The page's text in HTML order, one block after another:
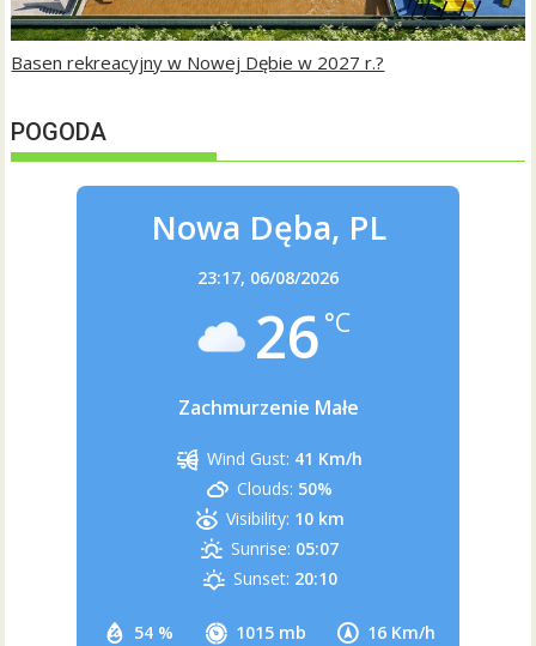
Basen rekreacyjny w Nowej Dębie w 2027 r.?
POGODA
Nowa Dęba, PL
23:17, 06/08/2026
26 °C
Zachmurzenie Małe
54 % 1015 mb 16 Km/h
Wind Gust: 41 Km/h
Clouds: 50%
Visibility: 10 km
Sunrise: 05:07
Sunset: 20:10